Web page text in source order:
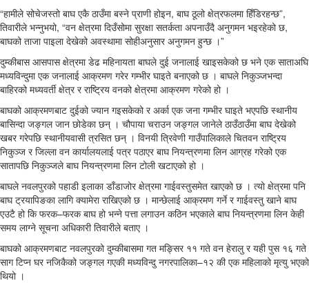
“हामीले सोचेजस्तो बाघ एकै ठाउँमा बस्ने प्राणी होइन, बाघ ठूलो क्षेत्रफलमा हिँडिरहन्छ”,
तिवारीले भन्नुभयो, “वन क्षेत्रमा दिउँसोमा सुरक्षा सतर्कता अपनाउँदै अनुगमन भइरहेको छ,
बाघको ताजा पाइला देखेको अवस्थामा सोहीअनुसार अनुगमन हुन्छ ।”
दुम्कीबास आसपास क्षेत्रमा डेढ महिनायता बाघले दुई जनालाई खाइसकेको छ भने एक साताअघि
मध्यविन्दुमा एक जनालाई आक्रमण गरेर गम्भीर घाइते बनाएको छ । बाघले निकुञ्जभन्दा
बाहिरको मध्यवर्ती क्षेत्र र राष्ट्रिय वनको क्षेत्रमा आक्रमण गरेको हो ।
बाघको आक्रमणबाट दुईको ज्यान गइसकेको र अर्का एक जना गम्भीर घाइते भएपछि स्थानीय
बासिन्दा जङ्गल जान छोडेका छन् । चौपाया चराउन जङ्गल जानेले ठाउँठाउँमा बाघ देखेको
खबर गरेपछि स्थानीयवासी त्रसित छन् । विनयी त्रिवेणी गाउँपालिकाले चितवन राष्ट्रिय
निकुञ्ज र जिल्ला वन कार्यालयलाई पत्र पठाएर बाघ नियन्त्रणमा लिन आग्रह गरेको एक
सातापछि निकुञ्जले बाघ नियन्त्रणमा लिन टोली खटाएको हो ।
बाघले नवलपुरको पहाडी इलाका डाँडाजोर क्षेत्रमा गाईवस्तुसमेत खाएको छ । त्यो क्षेत्रमा पनि
बाघ ट्रयापिङका लागि क्यामेरा राखिएको छ । मान्छेलाई आक्रमण गर्ने र गाईवस्तु खाने बाघ
एउटै हो कि फरक–फरक बाघ हो भन्ने पत्ता लगाउन कठिन भएकाले बाघ नियन्त्रणमा लिन केही
समय लाग्ने सूचना अधिकारी तिवारीले बताए ।
बाघको आक्रमणबाट नवलपुरको दुम्कीबासमा गत मङ्सिर ११ गते वन हेरालु र यही पुस १६ गते
साग टिप्न घर नजिकैको जङ्गल गएकी मध्यविन्दु नगरपालिका–१२ की एक महिलाको मृत्यु भएको
थियो ।